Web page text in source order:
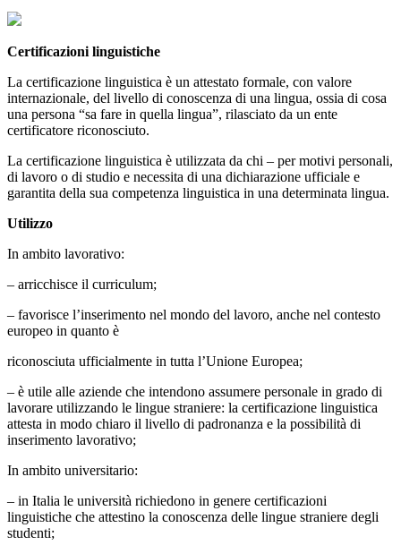
Certificazioni linguistiche
La certificazione linguistica è un attestato formale, con valore
internazionale, del livello di conoscenza di una lingua, ossia di cosa
una persona “sa fare in quella lingua”, rilasciato da un ente
certificatore riconosciuto.
La certificazione linguistica è utilizzata da chi – per motivi personali,
di lavoro o di studio e necessita di una dichiarazione ufficiale e
garantita della sua competenza linguistica in una determinata lingua.
Utilizzo
In ambito lavorativo:
– arricchisce il curriculum;
– favorisce l’inserimento nel mondo del lavoro, anche nel contesto
europeo in quanto è
riconosciuta ufficialmente in tutta l’Unione Europea;
– è utile alle aziende che intendono assumere personale in grado di
lavorare utilizzando le lingue straniere: la certificazione linguistica
attesta in modo chiaro il livello di padronanza e la possibilità di
inserimento lavorativo;
In ambito universitario:
– in Italia le università richiedono in genere certificazioni
linguistiche che attestino la conoscenza delle lingue straniere degli
studenti;